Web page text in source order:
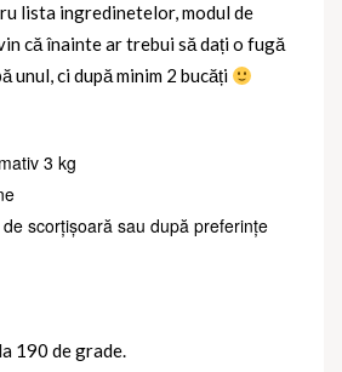
lista ingredinetelor, modul de
că înainte ar trebui să dați o fugă
unul, ci după minim 2 bucăți
3 kg
scorțișoară sau după preferințe
190 de grade.